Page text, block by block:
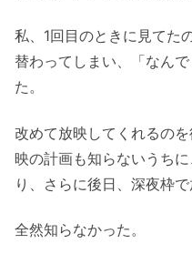
私、1回目のときに見てた
替わってしまい、「なん
た。
改めて放映してくれるの
映の計画も知らないうち
り、さらに後日、深夜枠で
全然知らなかった。